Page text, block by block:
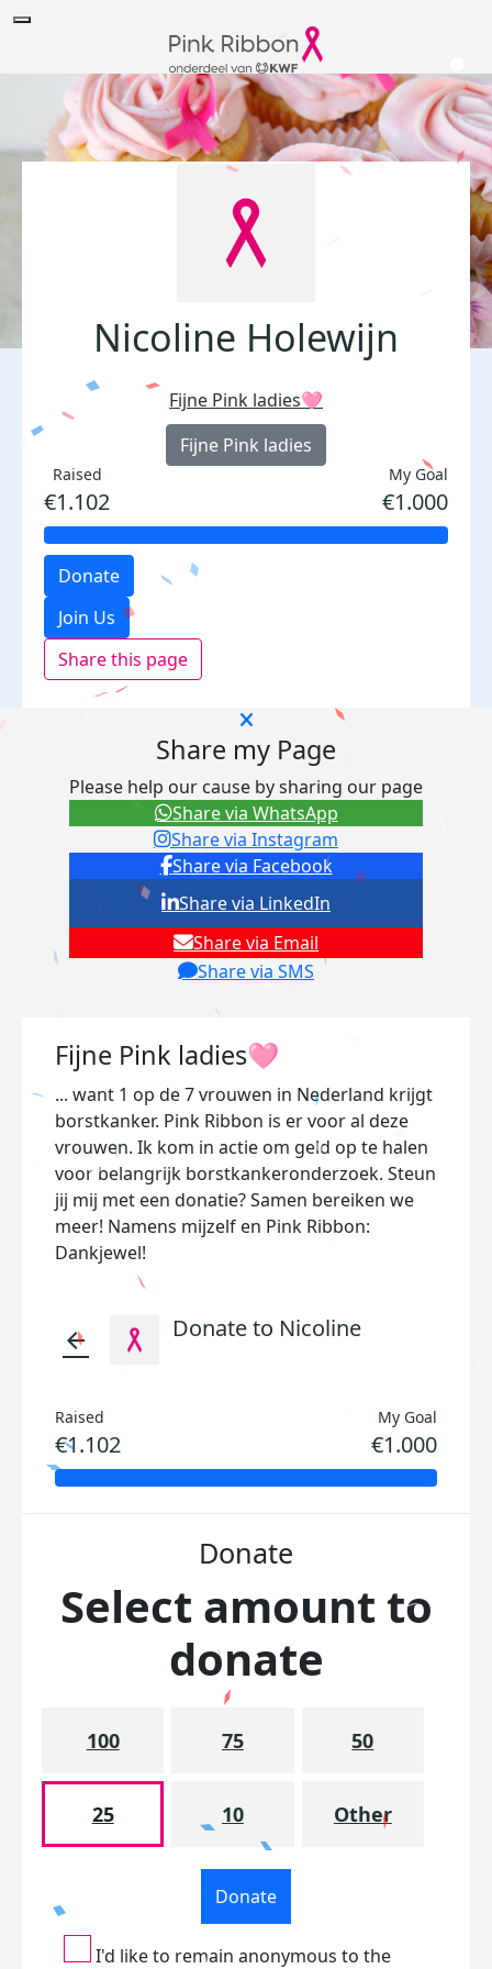
Nicoline Holewijn
Fijne Pink ladies🩷
Fijne Pink ladies
Raised
€1.102
My Goal
€1.000
Donate
Join Us
Share this page
Share my Page
Please help our cause by sharing our page
Share via Facebook
Share via Instagram
Share via Email
Share via SMS
Share via LinkedIn
Share via WhatsApp
Fijne Pink ladies🩷
... want 1 op de 7 vrouwen in Nederland krijgt
borstkanker. Pink Ribbon is er voor al deze
vrouwen. Ik kom in actie om geld op te halen
voor belangrijk borstkankeronderzoek. Steun
jij mij met een donatie? Samen bereiken we
meer! Namens mijzelf en Pink Ribbon:
Dankjewel!
arrow_back Donate to Nicoline
Raised
€1.102
My Goal
€1.000
Donate
Select amount to
donate
100 75 50
25 10 Other
Donate
I'd like to remain anonymous to the